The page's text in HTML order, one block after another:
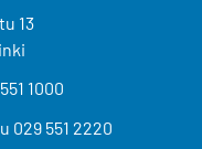
13
1000
029 551 2220